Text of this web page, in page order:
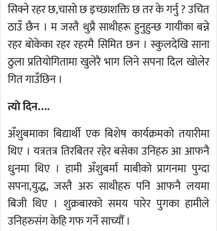
सिक्ने रहर छ,चासाे छ इच्छाशक्ति छ तर के गर्नु ? उचित
ठाउँ छैन । म जस्तै थुप्रै साथीहरू हुनुहुन्छ गायीका बन्ने
रहर बाेकेका रहर रहरमै सिमित छन । स्कुलदेखि साना
ठुला प्रतियाेगितामा खुलेरै भाग लिने सपना दिल खाेलेर
गित गाउँछिन ।
त्याे दिन….
अँशुबमाका बिद्यार्थी एक बिशेष कार्यक्रमको तयारीमा
थिए । यत्रतत्र तिरबितर रहेर बसेका उनिहरु आ आफनै
धुनमा थिए । हामी अँशुबर्मा माबीको प्रागनमा पुग्दा
सपना,युद्ध, जस्तै अरु साथीहरु पनि आफनै लयमा
बिजी थिए । शुक्रबारको समय पारेर पुगका हामीले
उनिहरुसंग केहि गफ गर्ने साच्यौँ ।